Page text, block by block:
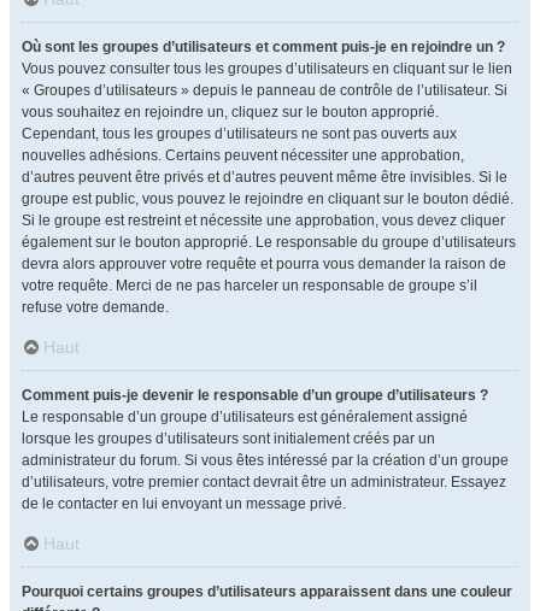
Où sont les groupes d’utilisateurs et comment puis-je en rejoindre un ?
Vous pouvez consulter tous les groupes d’utilisateurs en cliquant sur le lien
« Groupes d’utilisateurs » depuis le panneau de contrôle de l’utilisateur. Si
vous souhaitez en rejoindre un, cliquez sur le bouton approprié.
Cependant, tous les groupes d’utilisateurs ne sont pas ouverts aux
nouvelles adhésions. Certains peuvent nécessiter une approbation,
d’autres peuvent être privés et d’autres peuvent même être invisibles. Si le
groupe est public, vous pouvez le rejoindre en cliquant sur le bouton dédié.
Si le groupe est restreint et nécessite une approbation, vous devez cliquer
également sur le bouton approprié. Le responsable du groupe d’utilisateurs
devra alors approuver votre requête et pourra vous demander la raison de
votre requête. Merci de ne pas harceler un responsable de groupe s’il
refuse votre demande.
Haut
Comment puis-je devenir le responsable d’un groupe d’utilisateurs ?
Le responsable d’un groupe d’utilisateurs est généralement assigné
lorsque les groupes d’utilisateurs sont initialement créés par un
administrateur du forum. Si vous êtes intéressé par la création d’un groupe
d’utilisateurs, votre premier contact devrait être un administrateur. Essayez
de le contacter en lui envoyant un message privé.
Haut
Pourquoi certains groupes d’utilisateurs apparaissent dans une couleur